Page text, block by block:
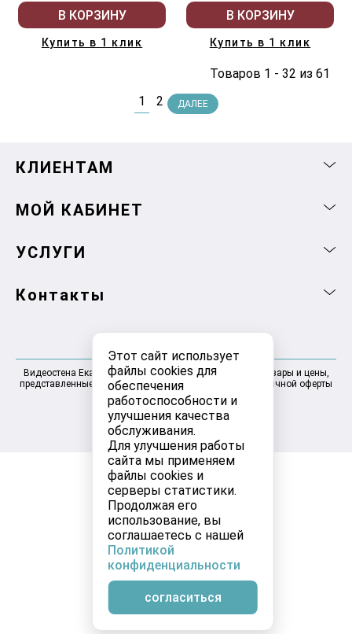
Этот сайт использует
файлы cookies для
обеспечения
работоспособности и
улучшения качества
обслуживания.
Для улучшения работы
сайта мы применяем
файлы cookies и
серверы статистики.
Продолжая его
использование, вы
соглашаетесь с нашей
Политикой
конфиденциальности
согласиться
В КОРЗИНУ
Купить в 1 клик
В КОРЗИНУ
Купить в 1 клик
1 2 ДАЛЕЕ
Товаров 1 - 32 из 61
КЛИЕНТАМ
МОЙ КАБИНЕТ
УСЛУГИ
Контакты
Видеостена Екатеринбург 2025-2026 © Информация, товары и цены,
представленные на сайте, не являются договором публичной оферты